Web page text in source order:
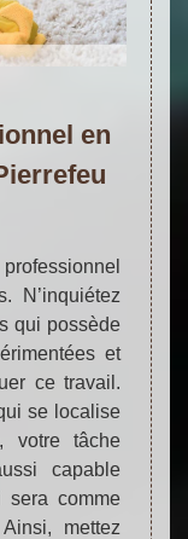
en
N’inquiétez
qui possède
et
ce travail.
se localise
votre tâche
capable
sera comme
mettez